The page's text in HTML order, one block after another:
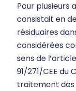
Pour plusieurs
consistait en
résiduaires
considérées
sens de
91/271/CEE du
traitement des